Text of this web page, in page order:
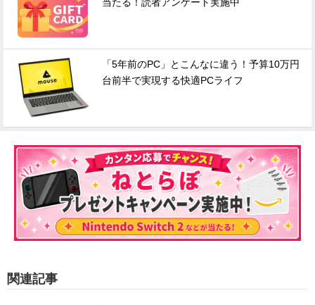
当たる！読者アンケート実施中
「5年前のPC」とこんなに違う！予算10万円
台前半で実現する快適PCライフ
関連記事